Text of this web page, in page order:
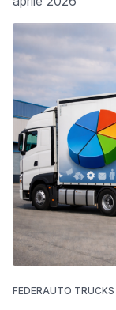
FEDERAUTO TRUCKS